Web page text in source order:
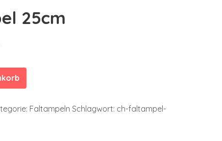
25cm
Faltampeln Schlagwort: ch-faltampel-